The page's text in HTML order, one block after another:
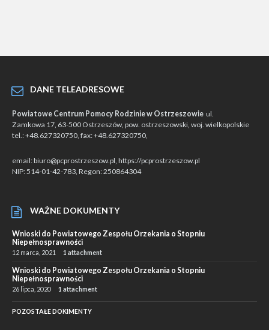
DANE TELEADRESOWE
Powiatowe Centrum Pomocy Rodzinie w Ostrzeszowie ul.
Zamkowa 17, 63-500 Ostrzeszów, pow. ostrzeszowski, woj. wielkopolskie
tel.: +48.627320750, fax: +48.627320750,
email: biuro@pcprostrzeszow.pl, https://pcprostrzeszow.pl
NIP: 514-01-42-783, Regon: 250864304
WAŻNE DOKUMENTY
Wnioski do Powiatowego Zespołu Orzekania o Stopniu
Niepełnosprawności
12 marca, 2021 1 attachment
Wnioski do Powiatowego Zespołu Orzekania o Stopniu
Niepełnosprawności
26 lipca, 2020 1 attachment
POZOSTAŁE DOKIMENTY